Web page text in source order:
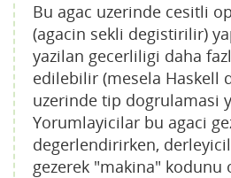
Bu agac uzerinde cesitli
(agacin sekli degistirilir)
yazilan gecerliligi daha
edilebilir (mesela Haskell
uzerinde tip dogrulamasi
Yorumlayicilar bu agaci
degerlendirirken,
gezerek "makina" kodunu